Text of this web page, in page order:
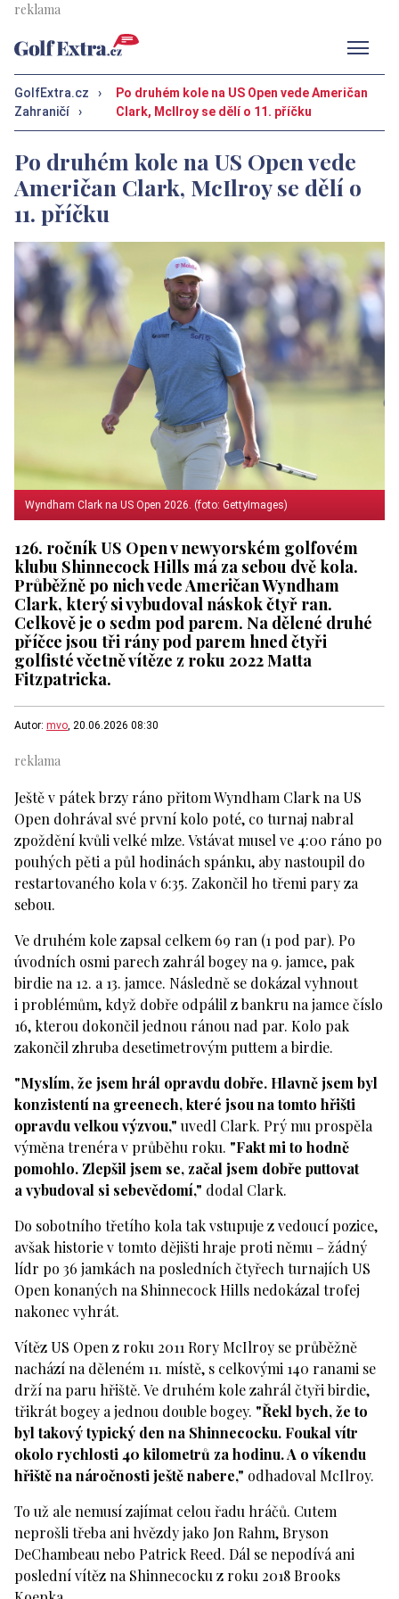
GolfExtra.cz
›
Zahraničí
›
Po druhém kole na US Open vede Američan
Clark, McIlroy se dělí o 11. příčku
Po druhém kole na US Open vede
Američan Clark, McIlroy se dělí o
11. příčku
Wyndham Clark na US Open 2026. (foto: GettyImages)
126. ročník US Open v newyorském golfovém
klubu Shinnecock Hills má za sebou dvě kola.
Průběžně po nich vede Američan Wyndham
Clark, který si vybudoval náskok čtyř ran.
Celkově je o sedm pod parem. Na dělené druhé
příčce jsou tři rány pod parem hned čtyři
golfisté včetně vítěze z roku 2022 Matta
Fitzpatricka.
Autor: mvo , 20.06.2026 08:30
Ještě v pátek brzy ráno přitom Wyndham Clark na US
Open dohrával své první kolo poté, co turnaj nabral
zpoždění kvůli velké mlze. Vstávat musel ve 4:00 ráno po
pouhých pěti a půl hodinách spánku, aby nastoupil do
restartovaného kola v 6:35. Zakončil ho třemi pary za
sebou.
Ve druhém kole zapsal celkem 69 ran (1 pod par). Po
úvodních osmi parech zahrál bogey na 9. jamce, pak
birdie na 12. a 13. jamce. Následně se dokázal vyhnout
i problémům, když dobře odpálil z bankru na jamce číslo
16, kterou dokončil jednou ránou nad par. Kolo pak
zakončil zhruba desetimetrovým puttem a birdie.
"Myslím, že jsem hrál opravdu dobře. Hlavně jsem byl
konzistentí na greenech, které jsou na tomto hřišti
opravdu velkou výzvou," uvedl Clark. Prý mu prospěla
výměna trenéra v průběhu roku. "Fakt mi to hodně
pomohlo. Zlepšil jsem se, začal jsem dobře puttovat
a vybudoval si sebevědomí," dodal Clark.
Do sobotního třetího kola tak vstupuje z vedoucí pozice,
avšak historie v tomto dějišti hraje proti němu – žádný
lídr po 36 jamkách na posledních čtyřech turnajích US
Open konaných na Shinnecock Hills nedokázal trofej
nakonec vyhrát.
Vítěz US Open z roku 2011 Rory McIlroy se průběžně
nachází na děleném 11. místě, s celkovými 140 ranami se
drží na paru hřiště. Ve druhém kole zahrál čtyři birdie,
třikrát bogey a jednou double bogey. "Řekl bych, že to
byl takový typický den na Shinnecocku. Foukal vítr
okolo rychlosti 40 kilometrů za hodinu. A o víkendu
hřiště na náročnosti ještě nabere," odhadoval McIlroy.
To už ale nemusí zajímat celou řadu hráčů. Cutem
neprošli třeba ani hvězdy jako Jon Rahm, Bryson
DeChambeau nebo Patrick Reed. Dál se nepodívá ani
poslední vítěz na Shinnecocku z roku 2018 Brooks